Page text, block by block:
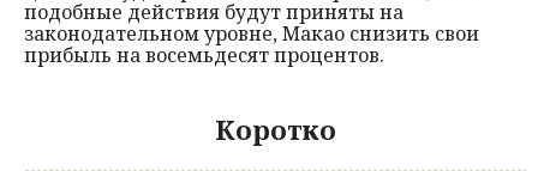
подобные действия будут приняты на
законодательном уровне, Макао снизить свои
прибыль на восемьдесят процентов.
Коротко